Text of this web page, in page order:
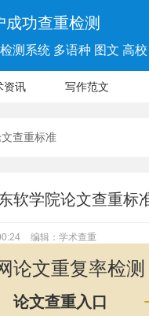
功查重检测
测系统 多语种 图文 高
资讯 写作范文
查重标准
软学院论文查重标
编辑：学术查重
论文重复率检测
论文查重入口